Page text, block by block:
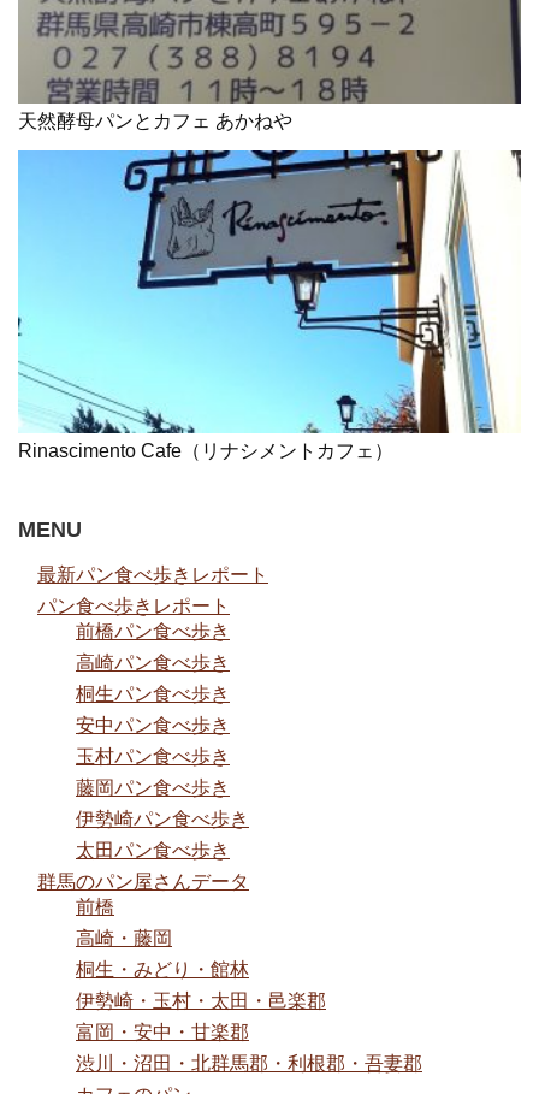
天然酵母パンとカフェ あかねや
Rinascimento Cafe（リナシメントカフェ）
MENU
最新パン食べ歩きレポート
パン食べ歩きレポート
前橋パン食べ歩き
高崎パン食べ歩き
桐生パン食べ歩き
安中パン食べ歩き
玉村パン食べ歩き
藤岡パン食べ歩き
伊勢崎パン食べ歩き
太田パン食べ歩き
群馬のパン屋さんデータ
前橋
高崎・藤岡
桐生・みどり・館林
伊勢崎・玉村・太田・邑楽郡
富岡・安中・甘楽郡
渋川・沼田・北群馬郡・利根郡・吾妻郡